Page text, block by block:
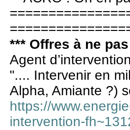
*** Offres à ne
Agent
".... Intervenir en
Alpha, Amiante ?)
https://
intervention-